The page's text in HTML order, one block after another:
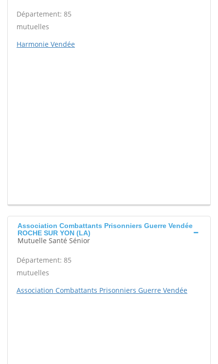
Département: 85
mutuelles
Harmonie Vendée
Association Combattants Prisonniers Guerre Vendée
ROCHE SUR YON (LA)
Mutuelle Santé Sénior
Département: 85
mutuelles
Association Combattants Prisonniers Guerre Vendée